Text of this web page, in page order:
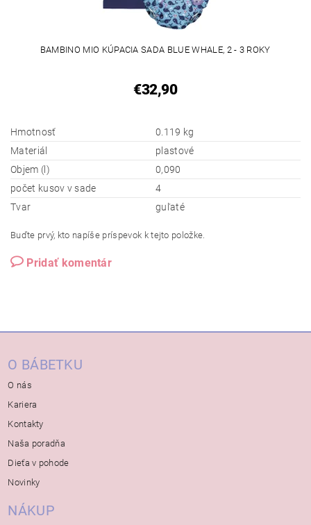
BAMBINO MIO KÚPACIA SADA BLUE WHALE, 2 - 3 ROKY
€32,90
Hmotnosť
0.119 kg
Materiál
plastové
Objem (l)
0,090
počet kusov v sade
4
Tvar
guľaté
Buďte prvý, kto napíše príspevok k tejto položke.
Pridať komentár
O BÁBETKU
O nás
Kariera
Kontakty
Naša poradňa
Dieťa v pohode
Novinky
NÁKUP